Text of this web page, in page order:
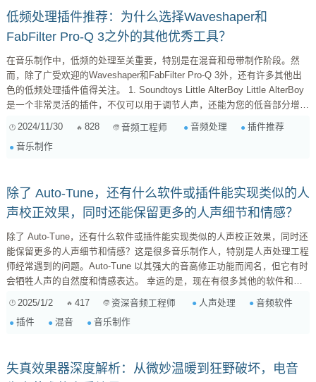
低频处理插件推荐：为什么选择Waveshaper和
FabFilter Pro-Q 3之外的其他优秀工具？
在音乐制作中，低频的处理至关重要，特别是在混音和母带制作阶段。然
而，除了广受欢迎的Waveshaper和FabFilter Pro-Q 3外，还有许多其他出
色的低频处理插件值得关注。 1. Soundtoys Little AlterBoy Little AlterBoy
是一个非常灵活的插件，不仅可以用于调节人声，还能为您的低音部分增添
神秘感。它提供了丰富的变调和形式变化选项，让您轻松实现独特的声音效
果。 2. iZotope Ozone EQ Ozone中...
2024/11/30 828 音频工程师 音频处理
插件推荐
音乐制作
除了 Auto-Tune，还有什么软件或插件能实现类似的人
声校正效果，同时还能保留更多的人声细节和情感？
除了 Auto-Tune，还有什么软件或插件能实现类似的人声校正效果，同时还
能保留更多的人声细节和情感？这是很多音乐制作人，特别是人声处理工程
师经常遇到的问题。Auto-Tune 以其强大的音高修正功能而闻名，但它有时
会牺牲人声的自然度和情感表达。 幸运的是，现在有很多其他的软件和插
好。以下是一些备选方案，以及它们的优缺点： 1. Celemony Melodyne:
Melodyne 是一个非常强大的音高修正和编辑软件，它以其独特的音符编辑
2025/1/2 417 资深音频工程师 人声处理
音频软件
插件
混音 音乐制作
失真效果器深度解析：从微妙温暖到狂野破坏，电音